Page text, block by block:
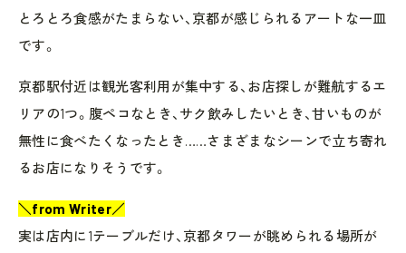
とろとろ食感がたまらない、京都が感じられるアートな一皿
です。
京都駅付近は観光客利用が集中する、お店探しが難航するエ
リアの1つ。腹ペコなとき、サク飲みしたいとき、甘いものが
無性に食べたくなったとき……さまざまなシーンで立ち寄れ
るお店になりそうです。
＼from Writer／
実は店内に1テーブルだけ、京都タワーが眺められる場所が